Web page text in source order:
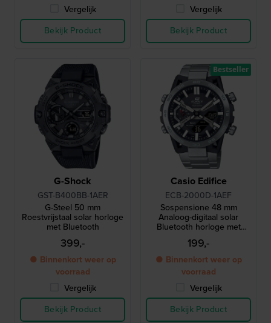
Vergelijk
Bekijk Product
Vergelijk
Bekijk Product
G-Shock
GST-B400BB-1AER
G-Steel 50 mm
Roestvrijstaal solar horloge
met Bluetooth
399,-
● Binnenkort weer op
voorraad
Vergelijk
Bekijk Product
Casio Edifice
ECB-2000D-1AEF
Sospensione 48 mm
Analoog-digitaal solar
Bluetooth horloge met
carbon kast
199,-
● Binnenkort weer op
voorraad
Vergelijk
Bekijk Product
Bestseller